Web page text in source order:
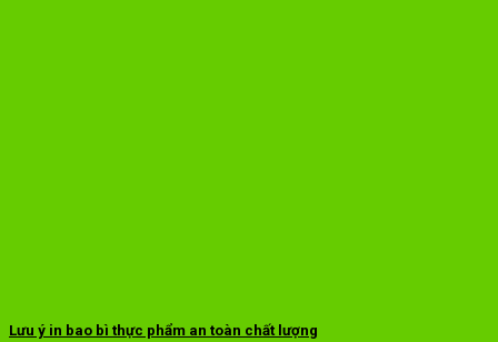
Lưu ý in bao bì thực phẩm an toàn chất lượng